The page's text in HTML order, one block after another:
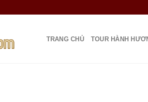
TRANG CHỦ TOUR HÀNH